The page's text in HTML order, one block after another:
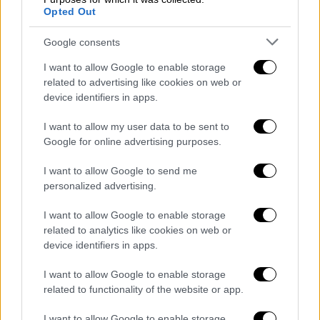
Opted Out
Google consents
I want to allow Google to enable storage
related to advertising like cookies on web or
device identifiers in apps.
I want to allow my user data to be sent to
Google for online advertising purposes.
I want to allow Google to send me
personalized advertising.
I want to allow Google to enable storage
related to analytics like cookies on web or
device identifiers in apps.
I want to allow Google to enable storage
related to functionality of the website or app.
47377501.jpg
1 δισ. στα σκουπίδια
Το 3-1 της Γιουνάιτεντ στο Παρίσι δεν ήταν
το µοναδικό της ηµέρας, αφού η Πόρτο του